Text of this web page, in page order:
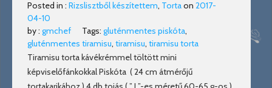
Posted in : Rizslisztből készítettem, Tortaon 2017-
04-10
by : gmchef Tags: gluténmentes piskóta,
gluténmentes tiramisu, tiramisu, tiramisu torta
Tiramisu torta kávékrémmel töltött mini
képviselőfánkokkal Piskóta ( 24 cm átmérőjű